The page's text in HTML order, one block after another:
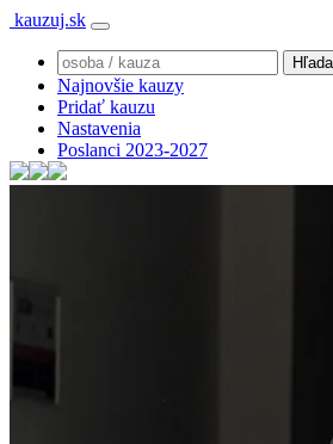
kauzuj.sk
Najnovšie kauzy
Pridať kauzu
Nastavenia
Poslanci 2023-2027